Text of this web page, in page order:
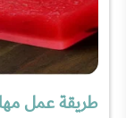
طريقة عمل